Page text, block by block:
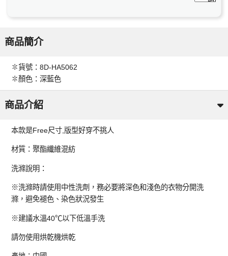
商品簡介
✽貨號：8D-HA5062
✽顏色：深藍色
商品介紹
本款是Free尺寸,版型好穿不挑人
材質：聚酯纖維混紡
洗滌說明：
※洗滌時請使用中性洗劑，務必要將深色和淺色的衣物分開洗
滌，避免褪色、染色狀況發生
※建議水溫40℃以下低溫手洗
請勿使用烘乾機烘乾